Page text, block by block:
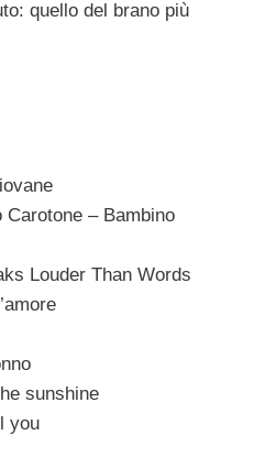
quello del brano più
Carotone – Bambino
Louder Than Words
sunshine
you